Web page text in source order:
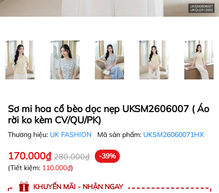
Sơ mi hoa cổ bèo dọc nẹp UKSM2606007 ( Áo
rời ko kèm CV/QU/PK)
Thương hiệu: UK FASHION Mã sản phẩm: UKSM26060071HX
170.000₫ 280.000₫
-39%
(Tiết kiệm: 110.000₫)
KHUYẾN MÃI - NHẬN NGAY